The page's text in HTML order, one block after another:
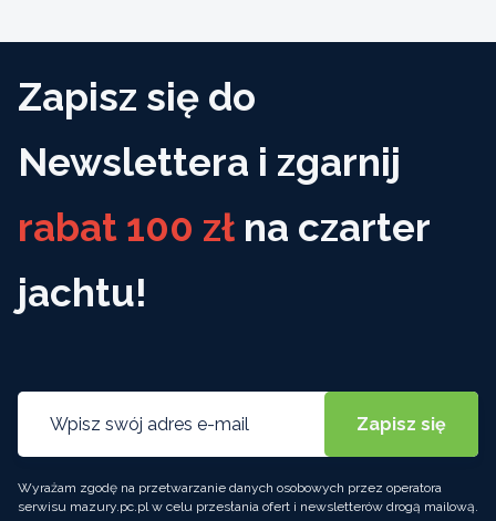
Zapisz się do
Newslettera i zgarnij
rabat 100 zł na czarter
jachtu!
Wyrażam zgodę na przetwarzanie danych osobowych przez operatora
serwisu mazury.pc.pl w celu przesłania ofert i newsletterów drogą mailową.